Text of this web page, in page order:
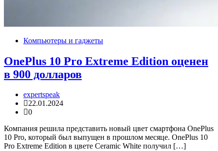
Компьютеры и гаджеты
OnePlus 10 Pro Extreme Edition оценен
в 900 долларов
expertspeak
22.01.2024
0
Компания решила представить новый цвет смартфона OnePlus
10 Pro, который был выпущен в прошлом месяце. OnePlus 10
Pro Extreme Edition в цвете Ceramic White получил […]